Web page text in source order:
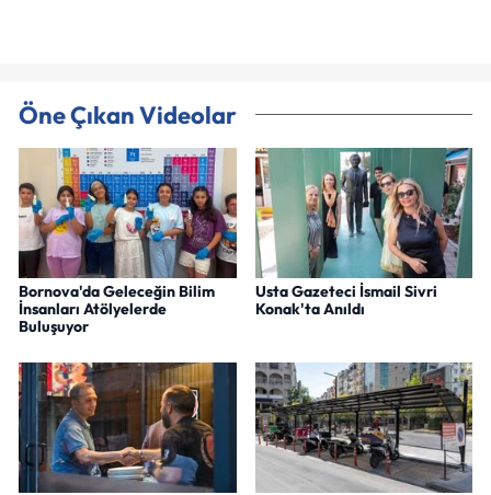
Öne Çıkan Videolar
Bornova'da Geleceğin Bilim
İnsanları Atölyelerde
Buluşuyor
Usta Gazeteci İsmail Sivri
Konak'ta Anıldı